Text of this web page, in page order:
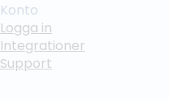
Konto
Logga in
Integrationer
Support